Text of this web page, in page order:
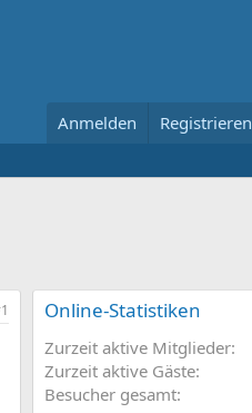
Anmelden Registrieren
Online-Statistiken
Zurzeit aktive Mitglieder
Zurzeit aktive Gäste
Besucher gesamt